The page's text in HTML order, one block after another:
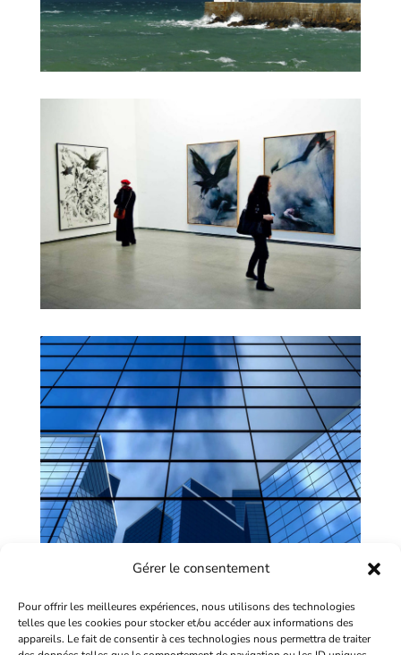
Gérer le consentement
Pour offrir les meilleures expériences, nous utilisons des technologies
telles que les cookies pour stocker et/ou accéder aux informations des
appareils. Le fait de consentir à ces technologies nous permettra de traiter